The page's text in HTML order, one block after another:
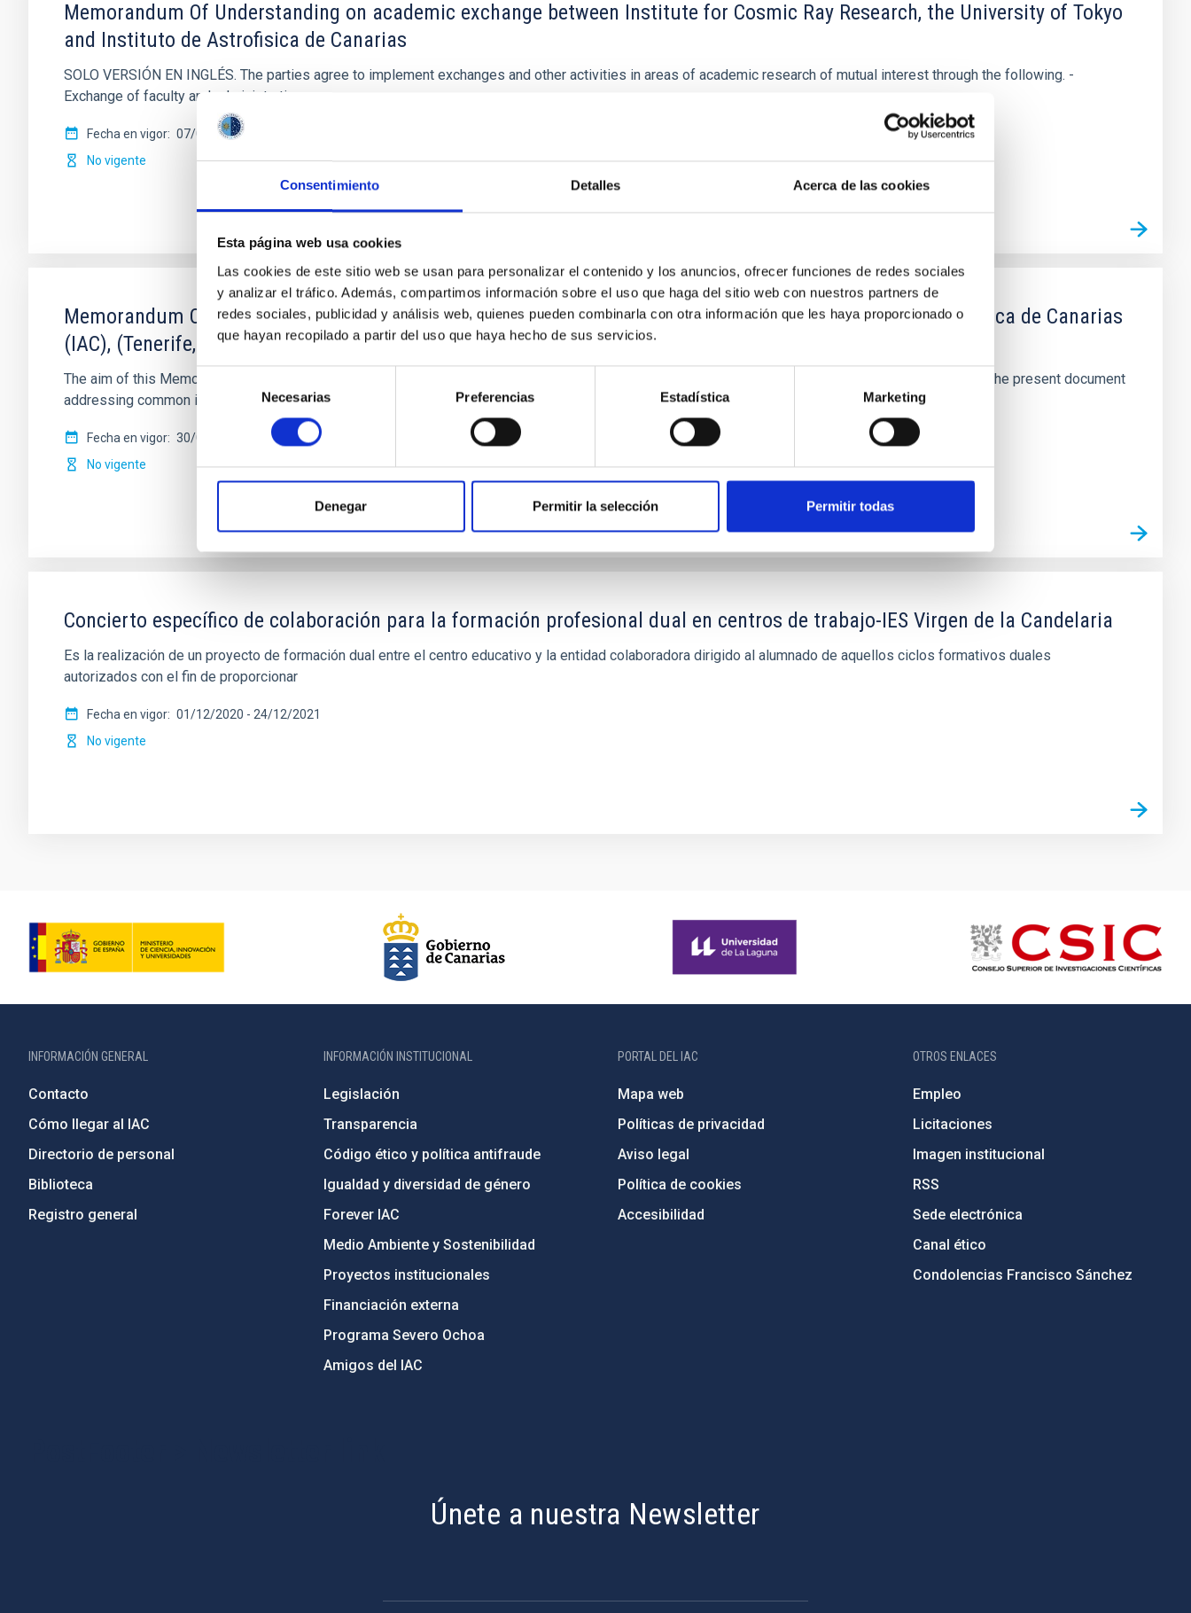
Consentimiento Detalles Acerca de las cookies
Esta página web usa cookies
Las cookies de este sitio web se usan para personalizar el contenido y los anuncios, ofrecer funciones de redes sociales
y analizar el tráfico. Además, compartimos información sobre el uso que haga del sitio web con nuestros partners de
redes sociales, publicidad y análisis web, quienes pueden combinarla con otra información que les haya proporcionado o
que hayan recopilado a partir del uso que haya hecho de sus servicios.
Selección
de
consentimiento
Necesarias Preferencias Estadística Marketing
Denegar Permitir la selección Permitir todas
Memorandum Of Understanding on academic exchange between Institute for Cosmic Ray Research, the University of Tokyo
and Instituto de Astrofisica de Canarias
SOLO VERSIÓN EN INGLÉS. The parties agree to implement exchanges and other activities in areas of academic research of mutual interest through the following. -
Exchange of faculty and administrative
Fecha en vigor 07/03/2018
No vigente
Memorandum Of Understanding between MorphOptic, Inc. Maui (Hawai’i, USA) and the Instituto de Astrofísica de Canarias
(IAC), (Tenerife, Spain)
The aim of this Memorandum of Understanding (MoU) is to establish the baseline of joint work between the participants from the time of signature of the present document
addressing common interests
Fecha en vigor 30/07/2020
29/07/2025
No vigente
Concierto específico de colaboración para la formación profesional dual en centros de trabajo-IES Virgen de la Candelaria
Es la realización de un proyecto de formación dual entre el centro educativo y la entidad colaboradora dirigido al alumnado de aquellos ciclos formativos duales
autorizados con el fin de proporcionar
Fecha en vigor 01/12/2020 - 24/12/2021
No vigente
INFORMACIÓN GENERAL
Contacto
Cómo llegar al IAC
Directorio de personal
Biblioteca
Registro general
INFORMACIÓN INSTITUCIONAL
Legislación
Transparencia
Código ético y política antifraude
Igualdad y diversidad de género
Forever IAC
Medio Ambiente y Sostenibilidad
Proyectos institucionales
Financiación externa
Programa Severo Ochoa
Amigos del IAC
PORTAL DEL IAC
Mapa web
Políticas de privacidad
Aviso legal
Política de cookies
Accesibilidad
OTROS ENLACES
Empleo
Licitaciones
Imagen institucional
RSS
Sede electrónica
Canal ético
Condolencias Francisco Sánchez
Únete a nuestra Newsletter